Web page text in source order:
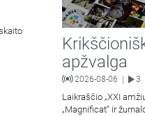
apžvalga
2026-08-06 | 3
Laikraščio „XXI
„Magnificat“ ir